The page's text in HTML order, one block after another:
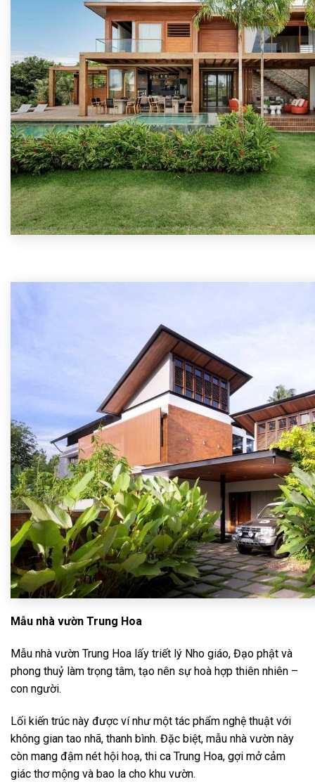
Mẫu nhà vườn Trung Hoa
Mẫu nhà vườn Trung Hoa lấy triết lý Nho giáo, Đạo phật và
phong thuỷ làm trọng tâm, tạo nên sự hoà hợp thiên nhiên –
con người.
Lối kiến trúc này được ví như một tác phẩm nghệ thuật với
không gian tao nhã, thanh bình. Đặc biệt, mẫu nhà vườn này
còn mang đậm nét hội hoạ, thi ca Trung Hoa, gợi mở cảm
giác thơ mộng và bao la cho khu vườn.